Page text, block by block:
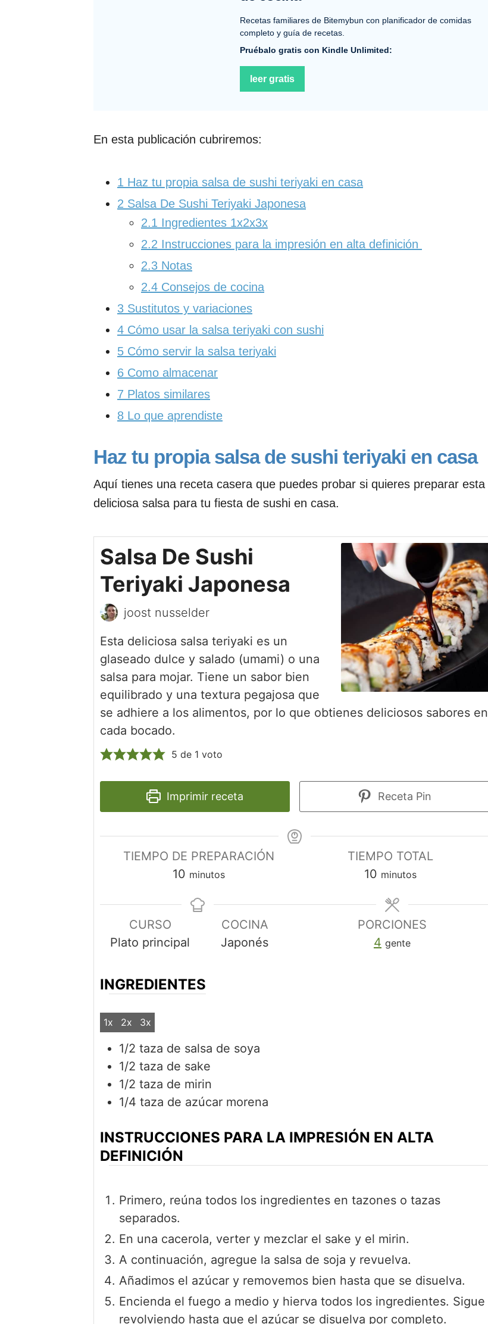
Recetas familiares de Bitemybun con planificador de comidas
completo y guía de recetas.
Pruébalo gratis con Kindle Unlimited:
leer gratis
En esta publicación cubriremos:
1 Haz tu propia salsa de sushi teriyaki en casa
2 Salsa De Sushi Teriyaki Japonesa
2.1 Ingredientes 1x2x3x
2.2 Instrucciones para la impresión en alta definición
2.3 Notas
2.4 Consejos de cocina
3 Sustitutos y variaciones
4 Cómo usar la salsa teriyaki con sushi
5 Cómo servir la salsa teriyaki
6 Como almacenar
7 Platos similares
8 Lo que aprendiste
Haz tu propia salsa de sushi teriyaki en casa
Aquí tienes una receta casera que puedes probar si quieres preparar esta
deliciosa salsa para tu fiesta de sushi en casa.
Salsa De Sushi
Teriyaki Japonesa
joost nusselder
Esta deliciosa salsa teriyaki es un
glaseado dulce y salado (umami) o una
salsa para mojar. Tiene un sabor bien
equilibrado y una textura pegajosa que
se adhiere a los alimentos, por lo que obtienes deliciosos sabores en
cada bocado.
5 de 1 voto
Imprimir receta Receta Pin
TIEMPO DE PREPARACIÓN
10 minutos
minutos
TIEMPO TOTAL
10 minutos
minutos
CURSO
Plato principal
COCINA
Japonés
PORCIONES
4 gente
INGREDIENTES
1x 2x 3x
1/2 taza de salsa de soya
1/2 taza de sake
1/2 taza de mirin
1/4 taza de azúcar morena
INSTRUCCIONES PARA LA IMPRESIÓN EN ALTA
DEFINICIÓN
Primero, reúna todos los ingredientes en tazones o tazas
separados.
En una cacerola, verter y mezclar el sake y el mirin.
A continuación, agregue la salsa de soja y revuelva.
Añadimos el azúcar y removemos bien hasta que se disuelva.
Encienda el fuego a medio y hierva todos los ingredientes. Sigue
revolviendo hasta que el azúcar se disuelva por completo.